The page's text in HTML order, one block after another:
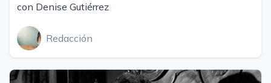
con Denise Gutiérrez
Redacción